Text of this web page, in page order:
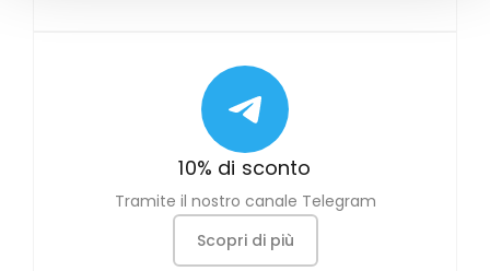
10% di sconto
Tramite il nostro canale Telegram
Scopri di più